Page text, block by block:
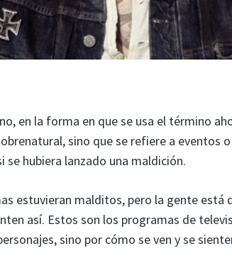
en la forma en que se usa el término
sino que se refiere a eventos
hubiera lanzado una maldición.
estuvieran malditos, pero la gente está
así. Estos son los programas de
sino por cómo se ven y se